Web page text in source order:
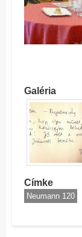
Galéria
Címke
Neumann 120